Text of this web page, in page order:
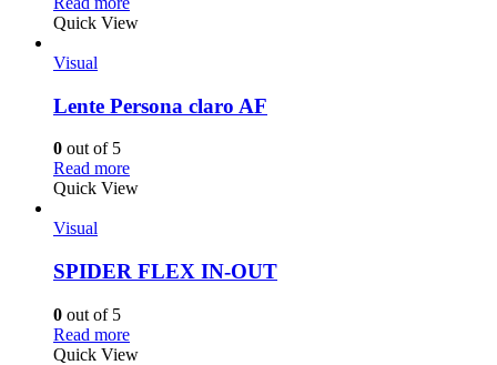
Quick View
Visual
Lente Persona claro AF
0 out of 5
Read more
Quick View
Visual
SPIDER FLEX IN-OUT
0 out of 5
Read more
Quick View